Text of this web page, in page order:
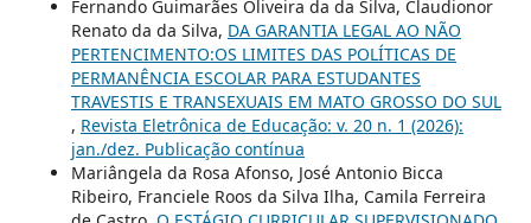
Fernando Guimarães Oliveira da da Silva, Claudionor
Renato da da Silva, DA GARANTIA LEGAL AO NÃO
PERTENCIMENTO:OS LIMITES DAS POLÍTICAS DE
PERMANÊNCIA ESCOLAR PARA ESTUDANTES
TRAVESTIS E TRANSEXUAIS EM MATO GROSSO DO SUL
, Revista Eletrônica de Educação: v. 20 n. 1 (2026):
jan./dez. Publicação contínua
Mariângela da Rosa Afonso, José Antonio Bicca
Ribeiro, Franciele Roos da Silva Ilha, Camila Ferreira